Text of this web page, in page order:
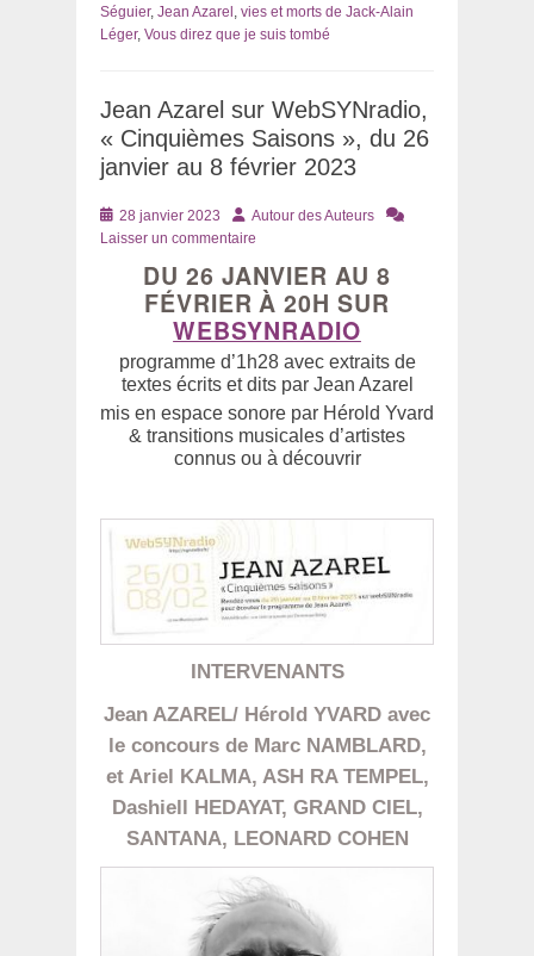
Séguier, Jean Azarel , vies et morts de Jack-Alain
Léger, Vous direz que je suis tombé
Jean Azarel sur WebSYNradio,
« Cinquièmes Saisons », du 26
janvier au 8 février 2023
Posté
le
28 janvier 2023 AuteurAutour des Auteurs
Laisser un commentaire
DU 26 JANVIER AU 8
FÉVRIER À 20H SUR
WEBSYNRADIO
programme d’1h28 avec extraits de
textes écrits et dits par Jean Azarel
mis en espace sonore par Hérold Yvard
& transitions musicales d’artistes
connus ou à découvrir
INTERVENANTS
Jean AZAREL/ Hérold YVARD avec
le concours de Marc NAMBLARD,
et Ariel KALMA, ASH RA TEMPEL,
Dashiell HEDAYAT, GRAND CIEL,
SANTANA, LEONARD COHEN